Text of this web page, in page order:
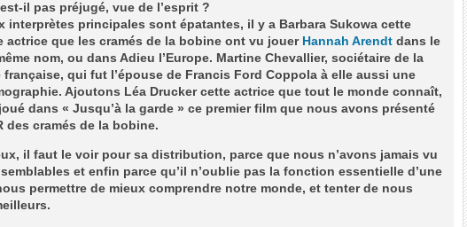
il pas préjugé, vue de l’esprit ?
interprètes principales sont épatantes, il y a Barbara Sukowa cette
actrice que les cramés de la bobine ont vu jouer Hannah Arendtdans le
nom, ou dans Adieu l’Europe. Martine Chevallier, sociétaire de la
française, qui fut l’épouse de Francis Ford Coppola à elle aussi une
Ajoutons Léa Drucker cette actrice que tout le monde connaît,
dans « Jusqu’à la garde » ce premier film que nous avons présenté
des cramés de la bobine.
il faut le voir pour sa distribution, parce que nous n’avons jamais vu
et enfin parce qu’il n’oublie pas la fonction essentielle d’une
permettre de mieux comprendre notre monde, et tenter de nous